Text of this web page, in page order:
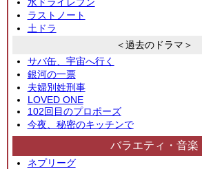
ラストノート
土ドラ
＜過去のドラマ＞
サバ缶、宇宙へ行く
銀河の一票
夫婦別姓刑事
LOVED ONE
102回目のプロポーズ
今夜、秘密のキッチンで
バラエティ・音楽
ネプリーグ